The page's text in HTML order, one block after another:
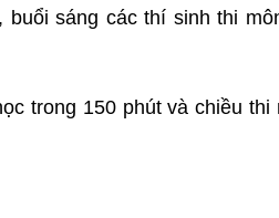
buổi sáng các thí sinh thi
trong 150 phút và chiều thi